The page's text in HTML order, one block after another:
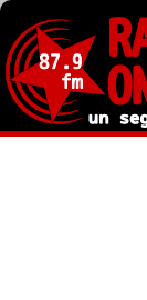
Salta
contenuto
principale